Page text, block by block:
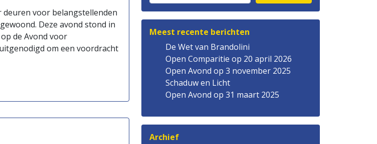
voor belangstellenden
Deze avond stond in
de Avond voor
om een voordracht
Meest recente berichten
De Wet van Brandolini
Open Comparitie op 20 april 2026
Open Avond op 3 november 2025
Schaduw en Licht
Open Avond op 31 maart 2025
Archief